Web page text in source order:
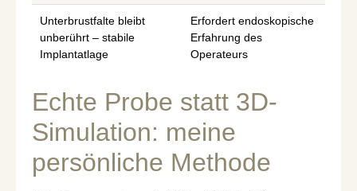
Unterbrustfalte bleibt
unberührt – stabile
Implantatlage
Erfordert endoskopische
Erfahrung des
Operateurs
Echte Probe statt 3D-
Simulation: meine
persönliche Methode